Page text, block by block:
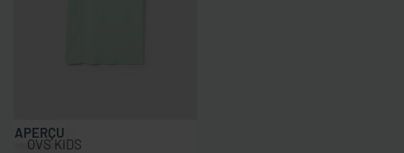
-50% OFF
APERÇU
OVS KIDS